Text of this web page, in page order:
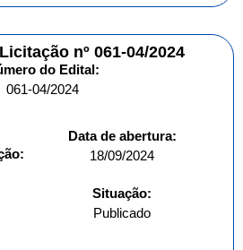
nº 061-04/2024
do Edital:
061-04/2024
Data de abertura:
18/09/2024
Situação:
Publicado